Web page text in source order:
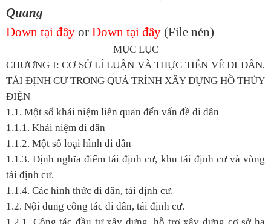
Quang
Down tại đây or Down tại đây (File nén)
MỤC LỤC
CHƯƠNG I: CƠ SỞ LÍ LUẬN VÀ THỰC TIỄN VỀ DI DÂN,
TÁI ĐỊNH CƯ TRONG QUÁ TRÌNH XÂY DỰNG HỒ THỦY
ĐIỆN
1.1. Một số khái niệm liên quan đến vấn đề di dân
1.1.1. Khái niệm di dân
1.1.2. Một số loại hình di dân
1.1.3. Định nghĩa điểm tái định cư, khu tái định cư và vùng
tái định cư.
1.1.4. Các hình thức di dân, tái định cư.
1.2. Nội dung công tác di dân, tái định cư.